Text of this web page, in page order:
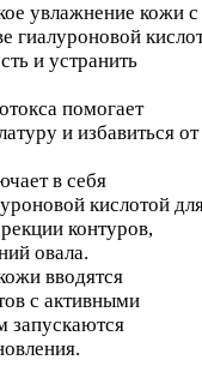
увлажнение кожи с
гиалуроновой
и устранить
помогает
и избавиться от
в себя
кислотой
контуров,
овала.
вводятся
с активными
запускаются